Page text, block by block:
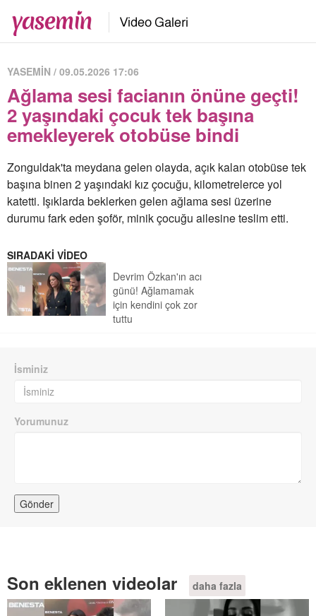
YASEMİN / 09.05.2026 17:06
Ağlama sesi facianın önüne geçti!
2 yaşındaki çocuk tek başına
emekleyerek otobüse bindi
Zonguldak'ta meydana gelen olayda, açık kalan otobüse tek
başına binen 2 yaşındaki kız çocuğu, kilometrelerce yol
katetti. Işıklarda beklerken gelen ağlama sesi üzerine
durumu fark eden şoför, minik çocuğu ailesine teslim etti.
SIRADAKİ VİDEO
Devrim Özkan'ın acı
günü! Ağlamamak
için kendini çok zor
tuttu
İsminiz
Yorumunuz
Son eklenen videolar daha fazla